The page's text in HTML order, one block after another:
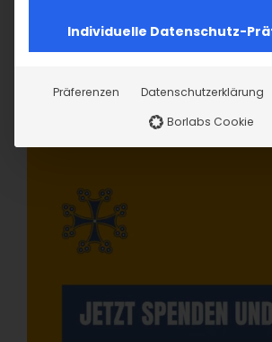
Individuelle Datenschutz-
Präferenzen Datenschutzerklärung
Borlabs Cookie